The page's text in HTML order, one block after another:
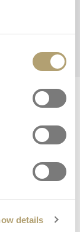
details
k Quid³